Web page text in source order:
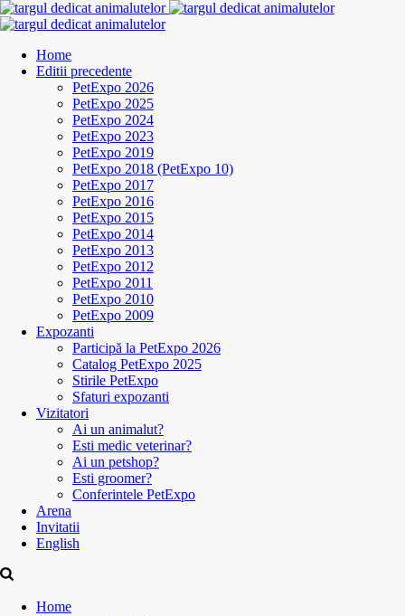
Home
Editii precedente
PetExpo 2026
PetExpo 2025
PetExpo 2024
PetExpo 2023
PetExpo 2019
PetExpo 2018 (PetExpo 10)
PetExpo 2017
PetExpo 2016
PetExpo 2015
PetExpo 2014
PetExpo 2013
PetExpo 2012
PetExpo 2011
PetExpo 2010
PetExpo 2009
Expozanti
Participă la PetExpo 2026
Catalog PetExpo 2025
Stirile PetExpo
Sfaturi expozanti
Vizitatori
Ai un animalut?
Esti medic veterinar?
Ai un petshop?
Esti groomer?
Conferintele PetExpo
Arena
Invitatii
English
Home